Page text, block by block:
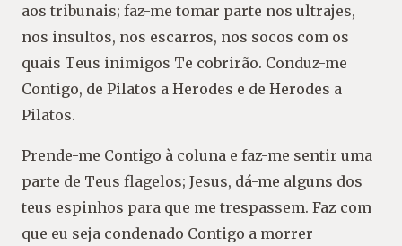
aos tribunais; faz-me tomar parte nos ultrajes,
nos insultos, nos escarros, nos socos com os
quais Teus inimigos Te cobrirão. Conduz-me
Contigo, de Pilatos a Herodes e de Herodes a
Pilatos.
Prende-me Contigo à coluna e faz-me sentir uma
parte de Teus flagelos; Jesus, dá-me alguns dos
teus espinhos para que me trespassem. Faz com
que eu seja condenado Contigo a morrer